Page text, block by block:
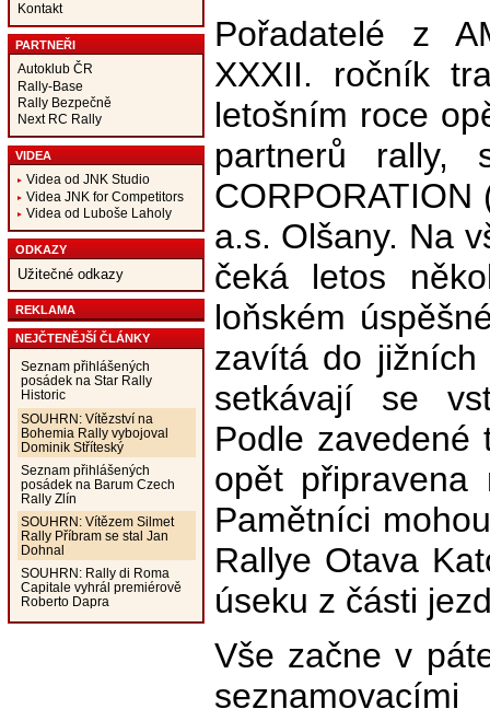
Kontakt
PARTNEŘI
Autoklub ČR
Rally-Base
Rally Bezpečně
Next RC Rally
VIDEA
Videa od JNK Studio
Videa JNK for Competitors
Videa od Luboše Laholy
ODKAZY
Užitečné odkazy
REKLAMA
NEJČTENĚJŠÍ ČLÁNKY
Seznam přihlášených
posádek na Star Rally
Historic
SOUHRN: Vítězství na
Bohemia Rally vybojoval
Dominik Stříteský
Seznam přihlášených
posádek na Barum Czech
Rally Zlín
SOUHRN: Vítězem Silmet
Rally Příbram se stal Jan
Dohnal
SOUHRN: Rally di Roma
Capitale vyhrál premiérově
Roberto Dapra
Pořadatelé z
XXXII. ročník
letošním roce
partnerů rally,
CORPORATION
a.s. Olšany. Na
čeká letos
loňském
zavítá do
setkávají se
Podle zavedené
opět připravena
Pamětníci
Rallye Otava
úseku z části
Vše začne v